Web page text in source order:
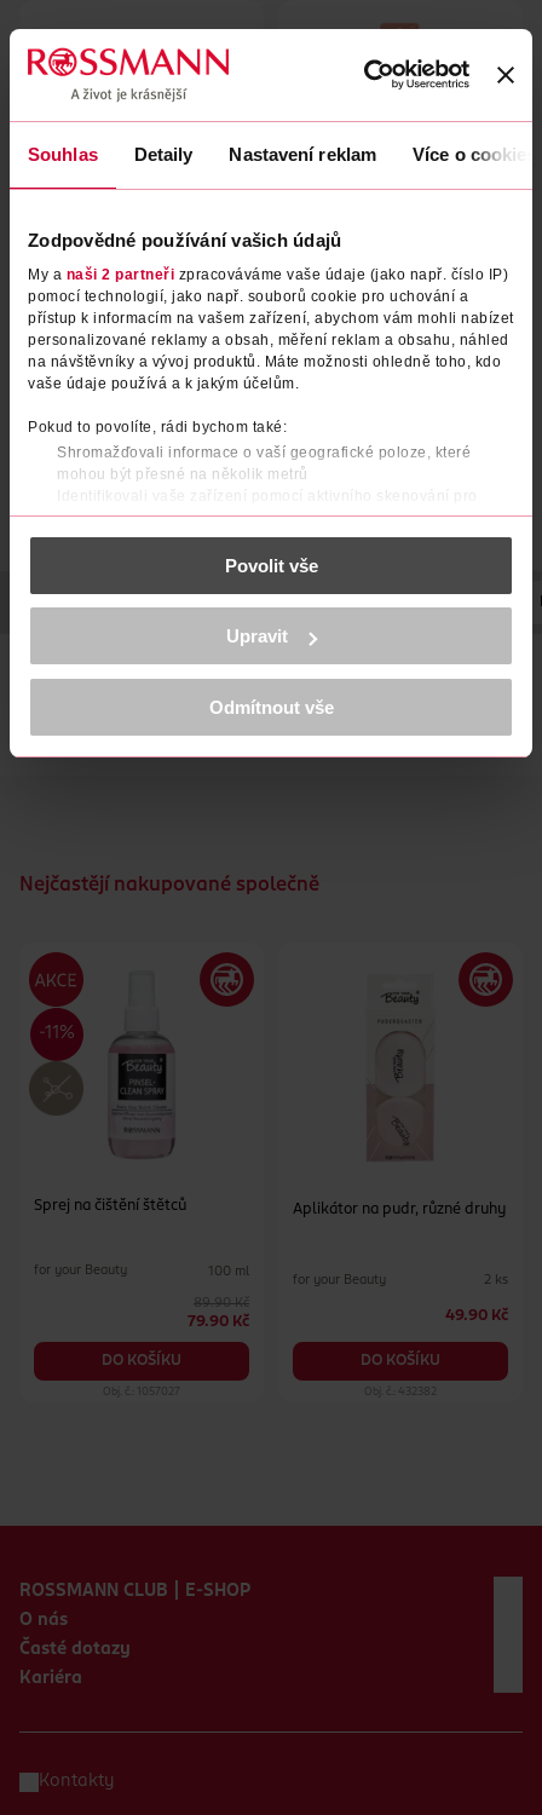
Souhlas Detaily Nastavení reklam Více o cookies
Zodpovědné používání vašich údajů
My a naši 2 partneři zpracováváme vaše údaje (jako např. číslo IP)
pomocí technologií, jako např. souborů cookie pro uchování a
přístup k informacím na vašem zařízení, abychom vám mohli nabízet
personalizované reklamy a obsah, měření reklam a obsahu, náhled
na návštěvníky a vývoj produktů. Máte možnosti ohledně toho, kdo
vaše údaje používá a k jakým účelům.
Pokud to povolíte, rádi bychom také:
Shromažďovali informace o vaší geografické poloze, které
mohou být přesné na několik metrů
Identifikovali vaše zařízení pomocí aktivního skenování pro
konkrétní charakteristiky (otisk prstu)
Zjistěte více o tom, jak zpracováváme vaše osobní údaje, a nastavte
části s podrobnostmi . Svůj souhlas můžete kdykoliv
K provozu stránek, personalizaci obsahu a reklam, funkcí sociálních
médií, analýze návštěvnosti, které mohou nést osobní údaje.
Více najdete vprohlášení o ochraně osobních údajů.
Děkujeme za pochopení. >více o cookies<
Povolit vše
Upravit
Odmítnout vše
Štětec na make-up Can't Stop
Won't Stop
NYX Professional Makeup 1 ks
469 Kč
DO KOŠÍKU
Obj. č.: 959605
Štětec na pudr
Real Techniques 1 ks
359 Kč
Obj. č.: 941754
Připravte se jako profesionál a dodejte líčení šmrnc se
štětcem NYX Professional Makeup Pro Powder Brush -
měkkým štětcem pro snadnou aplikaci sypkých nebo
Nejčastějí nakupované společně
Sprej na čištění štětců
for your Beauty 100 ml
89.90 Kč
79.90 Kč
DO KOŠÍKU
Obj. č.: 1057027
Aplikátor na pudr, různé druhy
for your Beauty 2 ks
49.90 Kč
DO KOŠÍKU
Obj. č.: 432382
ROSSMANN CLUB | E-SHOP
O nás
Časté dotazy
Kariéra
Kontakty